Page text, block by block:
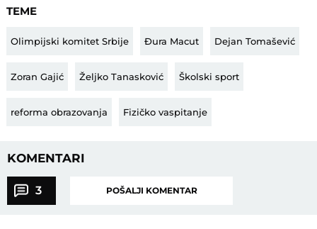
TEME
Olimpijski komitet Srbije Đura Macut Dejan Tomašević
Zoran Gajić Željko Tanasković Školski sport
reforma obrazovanja Fizičko vaspitanje
KOMENTARI
3 POŠALJI KOMENTAR